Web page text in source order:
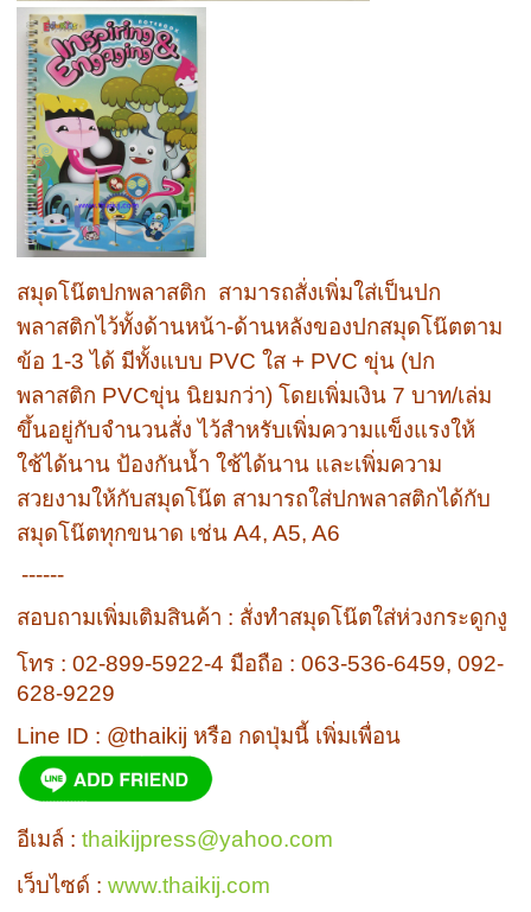
สมุดโน๊ตปกพลาสติก สามารถสั่งเพิ่มใส่เป็นปก
พลาสติกไว้ทั้งด้านหน้า-ด้านหลังของปกสมุดโน๊ตตาม
ข้อ 1-3 ได้ มีทั้งแบบ PVC ใส + PVC ขุ่น (ปก
พลาสติก PVCขุ่น นิยมกว่า) โดยเพิ่มเงิน 7 บาท/เล่ม
ขึ้นอยู่กับจำนวนสั่ง ไว้สำหรับเพิ่มความแข็งแรงให้
ใช้ได้นาน ป้องกันน้ำ ใช้ได้นาน และเพิ่มความ
สวยงามให้กับสมุดโน๊ต สามารถใส่ปกพลาสติกได้กับ
สมุดโน๊ตทุกขนาด เช่น A4, A5, A6
------
สอบถามเพิ่มเติมสินค้า : สั่งทำสมุดโน๊ตใส่ห่วงกระดูกงู
โทร : 02-899-5922-4 มือถือ : 063-536-6459, 092-
628-9229
Line ID : @thaikij หรือ กดปุ่มนี้ เพิ่มเพื่อน
อีเมล์ :thaikijpress@yahoo.com
เว็บไซด์ :www.thaikij.com